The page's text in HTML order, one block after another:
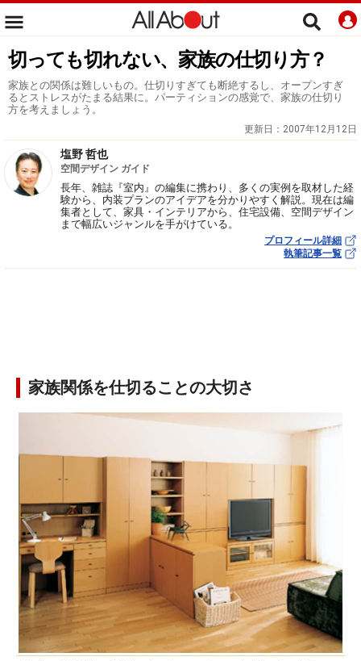
切っても切れない、家族の仕切り方？
家族との関係は難しいもの。仕切りすぎても断絶するし、オープンすぎ
るとストレスがたまる結果に。パーティションの感覚で、家族の仕切り
方を考えましょう。
更新日： 2007年12月12日
塩野 哲也
空間デザイン ガイド
長年、雑誌『室内』の編集に携わり、多くの実例を取材した経
験から、内装プランのアイデアを分かりやすく解説。現在は編
集者として、家具・インテリアから、住宅設備、空間デザイン
まで幅広いジャンルを手がけている。
プロフィール詳細
執筆記事一覧
家族関係を仕切ることの大切さ